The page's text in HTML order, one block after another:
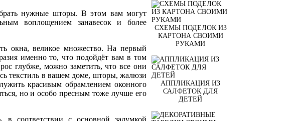
СХЕМЫ ПОДЕЛОК ИЗ
КАРТОНА СВОИМИ
РУКАМИ
АППЛИКАЦИЯ ИЗ
САЛФЕТОК ДЛЯ
ДЕТЕЙ
нужные шторы. В этом вам могут
воплощением занавесок и более
окна, великое множество. На первый
именно то, что подойдёт вам в том
глубже, можно заметить, что все они
текстиль в вашем доме, шторы, жалюзи
красивым обрамлением оконного
но и особо пресным тоже лучше его
соответствии с основной задумкой